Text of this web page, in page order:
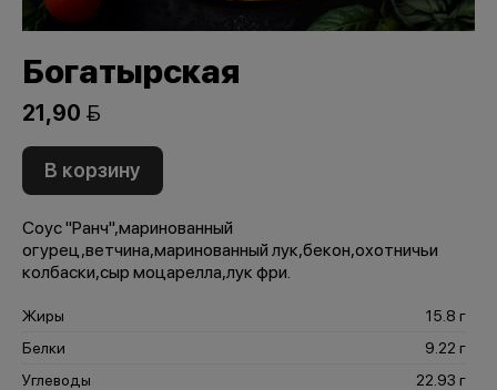
Богатырская
21,90 
В корзину
Соус "Ранч",маринованный
огурец,ветчина,маринованный лук,бекон,охотничьи
колбаски,сыр моцарелла,лук фри.
Жиры
15.8 г
Белки
9.22 г
Углеводы
22.93 г